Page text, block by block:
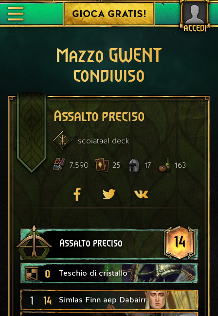
ACCEDI
GIOCA GRATIS!
Mazzo GWENT
condiviso
Assalto preciso
scoiatael deck
7.590 25 17 163
Assalto preciso 14
0 Teschio di cristallo
1 14 Simlas Finn aep Dabairr